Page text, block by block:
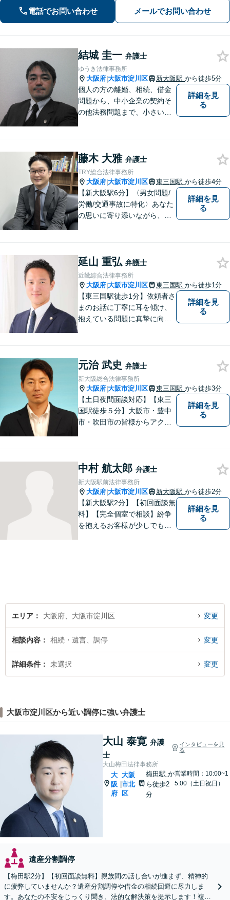
をご提案します
電話でお問い合わせ メールでお問い合わせ
結城 圭一 弁護士
ゆうき法律事務所
大阪府|大阪市淀川区 新大阪駅 から徒歩5分
個人の方の離婚、相続、借金
問題から、中小企業の契約そ
の他法務問題まで、小さい事
す。
詳細を見
る
藤木 大雅 弁護士
TRY総合法律事務所
大阪府|大阪市淀川区 東三国駅 から徒歩4分
【新大阪駅6分】〈男女問題/
労働/交通事故に特化〉あなた
の思いに寄り添いながら、明
据えた解決を目指します。
【メール・電話面談可】【東
三国駅4分】
詳細を見
る
延山 重弘 弁護士
近畿綜合法律事務所
大阪府|大阪市淀川区 東三国駅 から徒歩1分
【東三国駅徒歩1分】依頼者さ
まのお話に丁寧に耳を傾け、
抱えている問題に真摯に向き
します。まずはお気軽にご相
談にいらしてください。【休
日夜間相談可】
詳細を見
る
元治 武史 弁護士
新大阪総合法律事務所
大阪府|大阪市淀川区 東三国駅 から徒歩3分
【土日夜間面談対応】【東三
国駅徒歩５分】大阪市・豊中
市・吹田市の皆様からアクセ
詳細を見
る
中村 航太郎 弁護士
新大阪駅前法律事務所
大阪府|大阪市淀川区 新大阪駅 から徒歩2分
【新大阪駅2分】【初回面談無
料】【完全個室で相談】紛争
を抱えるお客様が少しでも早
詳細を見
る
エリア 大阪府、大阪市淀川区 変更
相談内容 相続・遺言、調停 変更
詳細条件 未選択 変更
大阪市淀川区から近い調停に強い弁護士
大山 泰寛 弁護
士
インタビューを見
る
大山梅田法律事務所
大
阪
府
|
大阪
市北
区
梅田駅か
ら徒歩2
分
営業時間：10:00~1
5:00（土日祝日）
遺産分割調停
【梅田駅2分】【初回面談無料】親族間の話し合いが進まず、精神的
に疲弊していませんか？遺産分割調停や借金の相続回避に尽力しま
す。あなたの不安をじっくり聞き、法的な解決策を提示します！複雑